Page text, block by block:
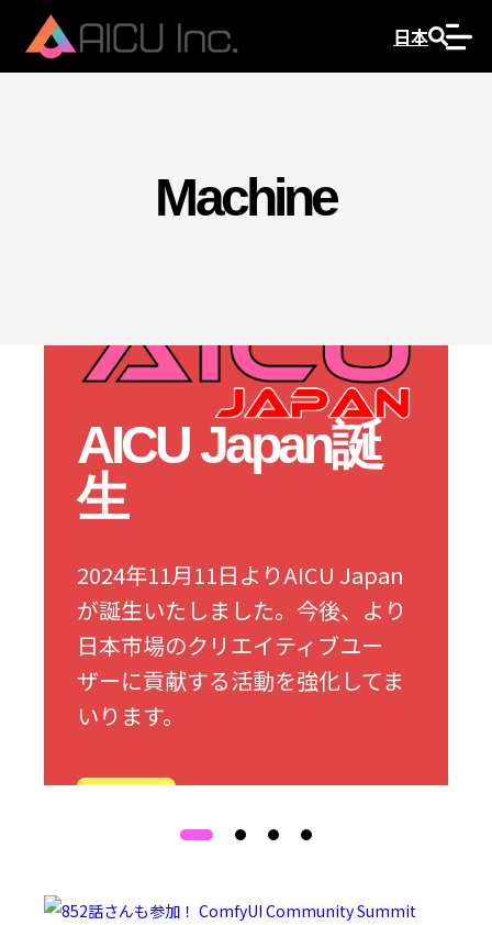
日本
Machine
AICU Japan誕
生
2024年11月11日よりAICU Japan
が誕生いたしました。今後、より
日本市場のクリエイティブユー
ザーに貢献する活動を強化してま
いります。